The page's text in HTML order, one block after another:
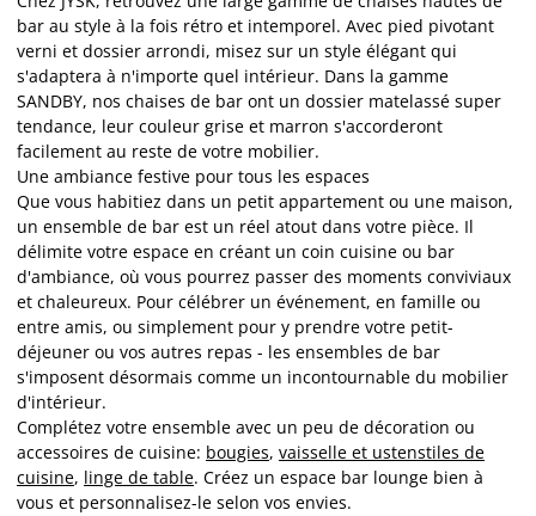
bar au style à la fois rétro et intemporel. Avec pied pivotant
verni et dossier arrondi, misez sur un style élégant qui
s'adaptera à n'importe quel intérieur. Dans la gamme
SANDBY, nos chaises de bar ont un dossier matelassé super
tendance, leur couleur grise et marron s'accorderont
facilement au reste de votre mobilier.
Une ambiance festive pour tous les espaces
Que vous habitiez dans un petit appartement ou une maison,
un ensemble de bar est un réel atout dans votre pièce. Il
délimite votre espace en créant un coin cuisine ou bar
d'ambiance, où vous pourrez passer des moments conviviaux
et chaleureux. Pour célébrer un événement, en famille ou
entre amis, ou simplement pour y prendre votre petit-
déjeuner ou vos autres repas - les ensembles de bar
s'imposent désormais comme un incontournable du mobilier
d'intérieur.
Complétez votre ensemble avec un peu de décoration ou
accessoires de cuisine: bougies, vaisselle et ustenstiles de
cuisine, linge de table. Créez un espace bar lounge bien à
vous et personnalisez-le selon vos envies.